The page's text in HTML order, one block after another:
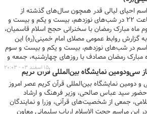
افزار ایرانی موسسه فرهنگی هنری نوشت افزار
ایرانی اسلامی ۰۲۱-۶۶۹۰۲۲۰۶ ۱۴۰۴/۰۶/۱۸ ۱۴۰۴/۰۶/۲۸
از ۱۴ تا ۲۱ برگزارشد نمایشگاه بوی ماه مهر (ویژه فروش
پاییزه) شرکت توسعه نمایشگاهی پارسیان الوند
۰۲۱-۸۸۹۲۵۴۹۲ ۱۴۰۴/۰۶/۱۸ ۱۴۰۴/۰۶/۲۸ از ۱۴ تا ۲۱
هفتمین دوره نمایشگاه پوشاک ایرانی اسلامی
انجمن فعالان حوزه عفاف و حجاب
۰۲۱-۸۸۵۵۸۵۷۴ ۱۴۰۴/۰۶/۱۸ ۱۴۰۴/۰۶/۲۸ از ۱۴ تا ۲۱
دهمین نمایشگاه بین‌المللی دارو و صنایع
(ایران فارما) شرکت رسا گفتمان صنعت بینش
(رسایش) ۰۲۱-۸۸۲۰۳۸۴۵ ۱۴۰۴/۰۷/۰۲ ۱۴۰۴/۰۷/۰۴ از
۱۰ تا ۱۸ برگزارشد چهاردهمین نمایشگاه فرصت‌های
احیای لیالی قدر همچون سال‌های گذشته از
ساعت ۲۲ در شب‌های نوزدهم، بیست و یکم و بیست و
ماه مبارک رمضان با سخنرانی حجج اسلام قاسمیان،
و علیزاده در مصلای امام خمینی(ره) برگزار
گزارش روابط عمومی مصلای امام خمینی(ره) این
در شب‌های نوزدهم، بیست و یکم و بیست و سوم
مبارک رمضان مصادف با روزهای چهارشنبه، جمعه و
شنبه ۲۹ اسفند ماه ۱۴۰۳، اول و سوم فروردین ۱۴۰۴ از
حضور عموم
مردمو با سخنرانی حجج
غلامرضا قاسمیان، محسن آتشکار، علی علیزاده و
ذاکرین اهل بیت در مصلی برگزار می‌شود. ...
سی‌ودومین نمایشگاه بین‌المللی قرآن کریم
و دومین نمایشگاه بین‌المللی قرآن کریم عصر امروز
حضور سید عباس صالحی، وزیر فرهنگ و ارشاد
جمعی از شخصیت‌های قرآنی، وزرا و نمایندگان
اسلامی در مصلای امام خمینی(ره) تهران آغاز
۱۵ اسفند ۰۳ - ۲۰:۰۳